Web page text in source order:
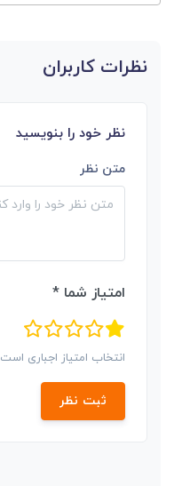
نظرات کاربران
نظر خود را بنویسید
متن نظر
امتیاز شما *
انتخاب امتیاز اجباری است
ثبت نظر